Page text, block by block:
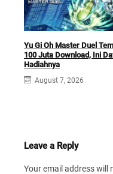
Yu Gi Oh Master Duel
100 Juta Download, Ini
Hadiahnya
August 7, 2026
Leave a Reply
Your email address will